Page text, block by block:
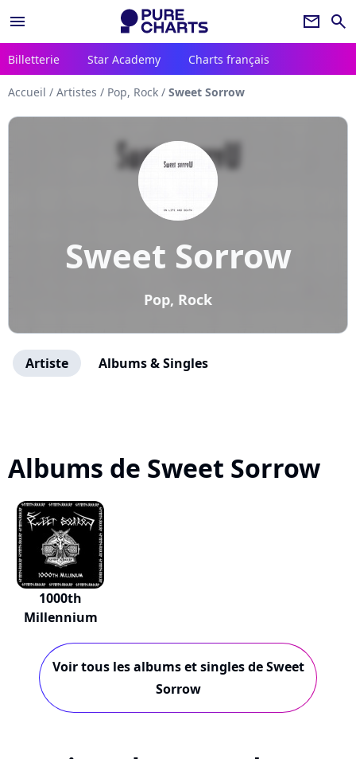
menu newsletter search
Billetterie Star Academy Charts français
Accueil / Artistes / Pop, Rock / Sweet Sorrow
Sweet Sorrow
Pop, Rock
Artiste Albums & Singles
Albums de Sweet Sorrow
1000th
Millennium
Voir tous les albums et singles de Sweet
Sorrow